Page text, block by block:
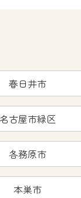
春日井市
名古屋市緑区
各務原市
本巣市